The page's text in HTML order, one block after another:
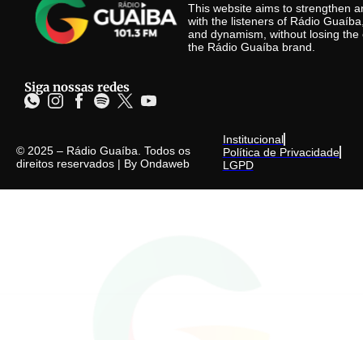
This website aims to strengthen
with the listeners of Rádio
and dynamism, without losing
the Rádio Guaíba brand.
Siga nossas redes
© 2025 – Rádio Guaíba. Todos os
direitos reservados | By Ondaweb
Institucional
Política de Privacidade
LGPD